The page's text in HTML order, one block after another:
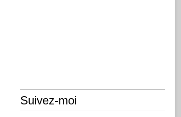
Suivez-moi